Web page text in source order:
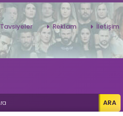
Tavsiyeler Reklam İletişim